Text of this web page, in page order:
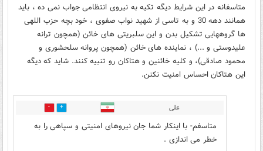
متاسفانه در این شرایط دیگه تکیه به نیروی انتظامی جواب نمی ده ، باید
همانند دهه 30 و به تاسی از شهید نواب صفوی ، خود بچه حزب اللهی
ها گروههایی تشکیل بدن و این سلبریتی های خائن (همچون ترانه
علیدوستی و ...) ، نماینده های خائن (همچون پروانه سلحشوری و
محمود صادقی)، و کلیه خائنین و هتاکان رو تنبیه کنند. شاید که دیگه
این هتاکان احساس امنیت نکنن.
علی 0
متاسفم- با اینکار شما جان نیروهای امنیتی و سپاهی را به
خطر می اندازی .